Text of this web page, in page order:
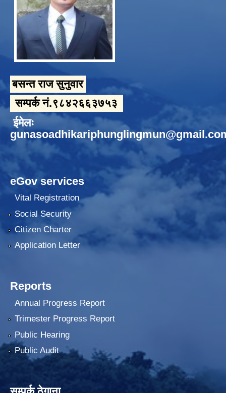
बसन्त राज सुनुवार
सम्पर्क नं.९८४२६६३७५३
ईमेलः
eGov services
Vital Registration
Social Security
Citizen Charter
Application Letter
Reports
Annual Progress Report
Trimester Progress Report
Public Hearing
Public Audit